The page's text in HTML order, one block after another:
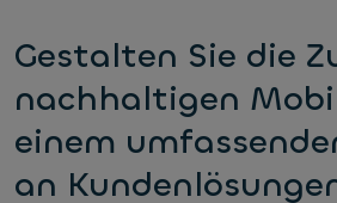
Gestalten Sie die
nachhaltigen
einem
an